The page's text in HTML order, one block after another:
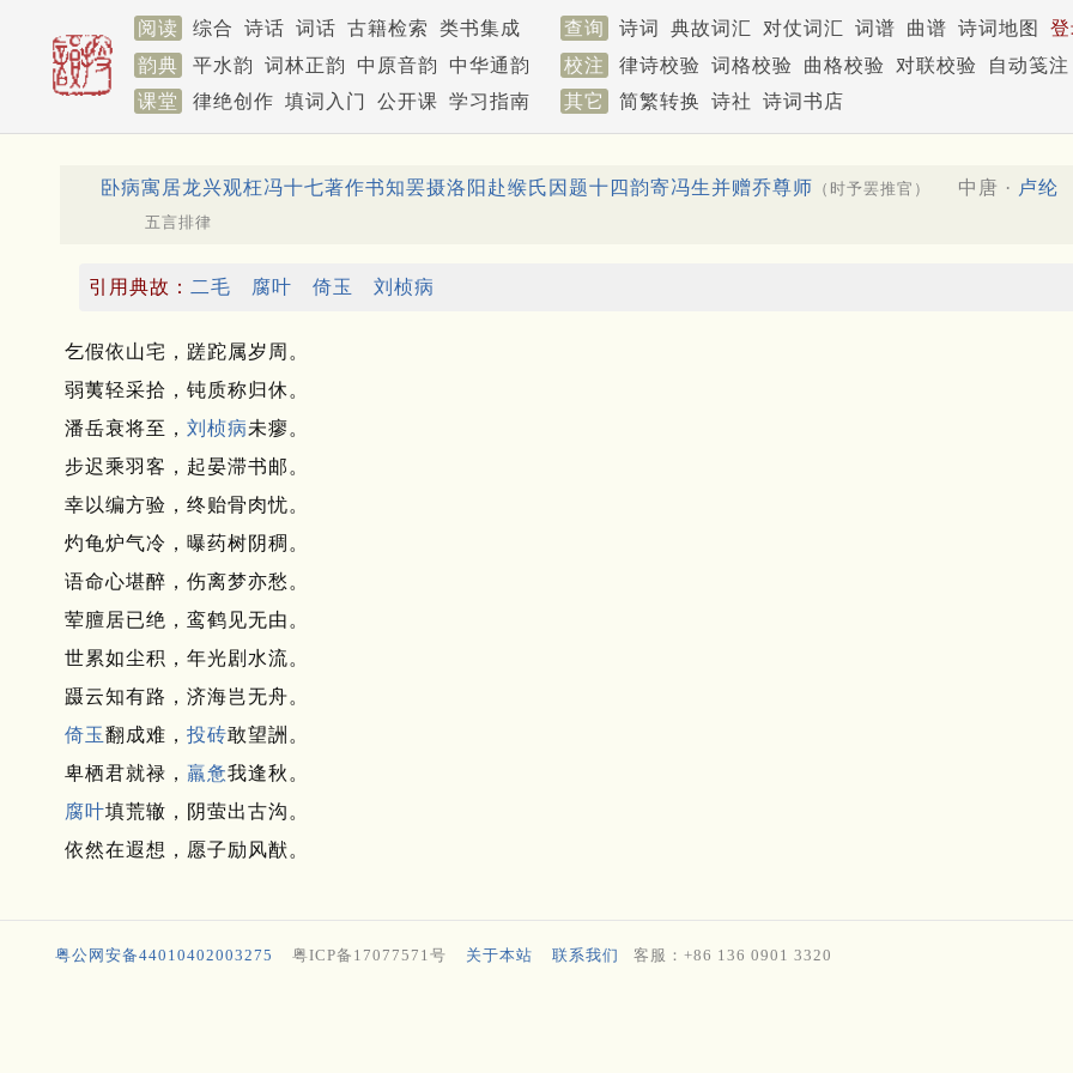
阅读 综合 诗话 词话 古籍检索 类书集成 查询 诗词 典故词汇 对仗词汇 词谱 曲谱 诗词地图
韵典
平水韵 词林正韵 中原音韵 中华通韵 校注 律诗校验 词格校验 曲格校验 对联校验
自动笺注
课堂
律绝创作 填词入门 公开课 学习指南 其它 简繁转换 诗社 诗词书店
卧病寓居龙兴观枉冯十七著作书知罢摄洛阳赴缑氏因题十四韵寄冯生并赠乔尊师 （时予罢推官） 中唐 · 卢纶
五言排律
引用典故： 二毛 腐叶 倚玉 刘桢病
乞假依山宅，蹉跎属岁周。
弱荑轻采拾，钝质称归休。
潘岳衰将至， 刘桢病未瘳。
步迟乘羽客，起晏滞书邮。
幸以编方验，终贻骨肉忧。
灼龟炉气冷，曝药树阴稠。
语命心堪醉，伤离梦亦愁。
荤膻居已绝，鸾鹤见无由。
世累如尘积，年光剧水流。
蹑云知有路，济海岂无舟。
倚玉翻成难， 投砖敢望詶。
卑栖君就禄， 羸惫我逢秋。
腐叶填荒辙，阴萤出古沟。
依然在遐想，愿子励风猷。
粤公网安备44010402003275 粤ICP备17077571号 关于本站 联系我们 客服：+86 136 0901 3320